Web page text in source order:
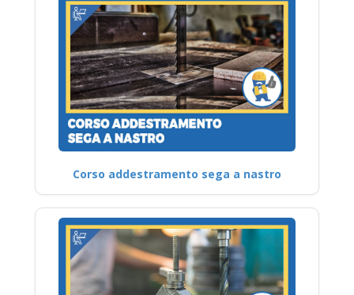
Corso addestramento sega a nastro